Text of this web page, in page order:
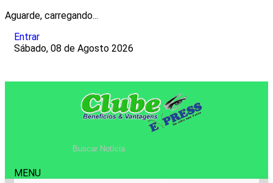
Aguarde, carregando...
Entrar
Sábado, 08 de Agosto 2026
MENU